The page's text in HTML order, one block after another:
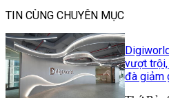
TIN CÙNG CHUYÊN MỤC
vượt
đà giảm